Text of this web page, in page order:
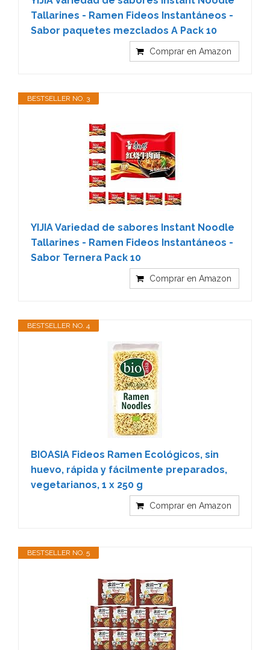
Tallarines - Ramen Fideos Instantáneos -
Sabor paquetes mezclados A Pack 10
Comprar en Amazon
BESTSELLER NO. 3
YIJIA Variedad de sabores Instant Noodle
Tallarines - Ramen Fideos Instantáneos -
Sabor Ternera Pack 10
Comprar en Amazon
BESTSELLER NO. 4
BIOASIA Fideos Ramen Ecológicos, sin
huevo, rápida y fácilmente preparados,
vegetarianos, 1 x 250 g
Comprar en Amazon
BESTSELLER NO. 5